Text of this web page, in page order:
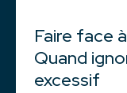
Faire face
Quand
excessif